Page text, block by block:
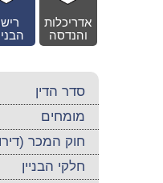
אדריכלות
והנדסה
סדר הדין
מומחים
חוק המכר
חלקי הבניין